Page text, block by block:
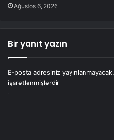
Ağustos 6, 2026
Bir yanıt yazın
E-posta adresiniz yayınlanmayacak.
işaretlenmişlerdir